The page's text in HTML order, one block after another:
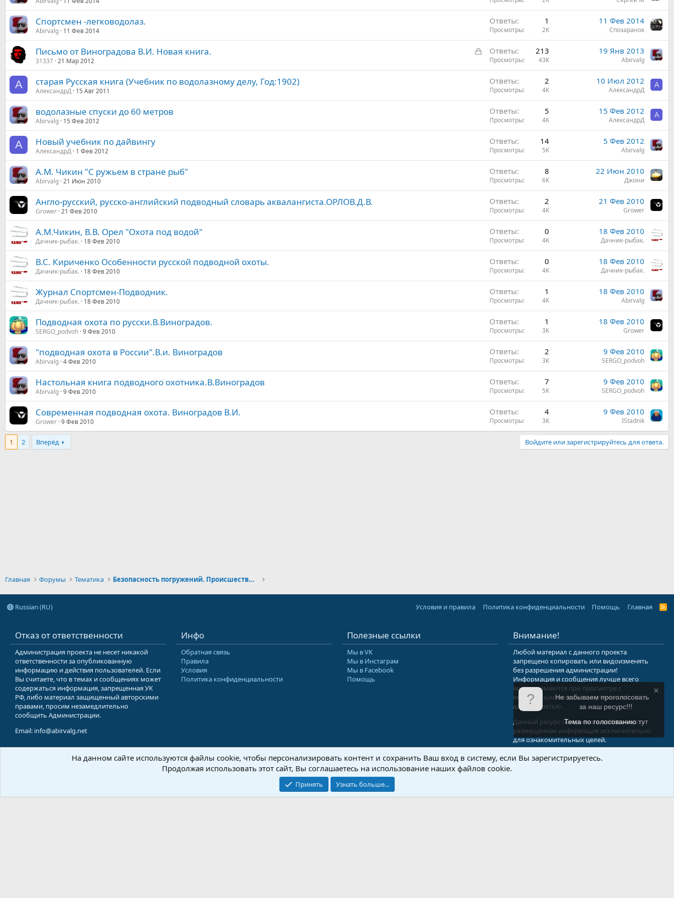
Спортсмен -легководолаз.
Abirvalg 11 Фев 2014
Ответы 1
Просмотры 2K
11 Фев 2014
Спозаранок
З
к
т
Письмо от Виноградова В.И. Новая книга.
31337 21 Мар 2012
Ответы 213
Просмотры 43K
19 Янв 2013
Abirvalg
А старая Русская книга (Учебник по водолазному делу, Год:1902)
АлександрД 15 Авг 2011
Ответы 2
Просмотры 4K
10 Июл 2012
АлександрД
А
водолазные спуски до 60 метров
Abirvalg 15 Фев 2012
Ответы 5
Просмотры 4K
15 Фев 2012
АлександрД
А
А Новый учебник по дайвингу
АлександрД 1 Фев 2012
Ответы 14
Просмотры 5K
5 Фев 2012
Abirvalg
А.М. Чикин "С ружьем в стране рыб"
Abirvalg 21 Июн 2010
Ответы 8
Просмотры 6K
22 Июн 2010
Джони
Англо-русский, русско-английский подводный словарь аквалангиста.ОРЛОВ.Д.В.
Grower 21 Фев 2010
Ответы 2
Просмотры 4K
21 Фев 2010
Grower
А.М.Чикин, В.В. Орел "Охота под водой"
Дачник-рыбак. 18 Фев 2010
Ответы 0
Просмотры 4K
18 Фев 2010
Дачник-рыбак.
В.С. Кириченко Особенности русской подводной охоты.
Дачник-рыбак. 18 Фев 2010
Ответы 0
Просмотры 4K
18 Фев 2010
Дачник-рыбак.
Журнал Спортсмен-Подводник.
Дачник-рыбак. 18 Фев 2010
Ответы 1
Просмотры 4K
18 Фев 2010
Abirvalg
Подводная охота по русски.В.Виноградов.
SERGO_podvoh 9 Фев 2010
Ответы 1
Просмотры 3K
18 Фев 2010
Grower
"подводная охота в России".В.и. Виноградов
Abirvalg 4 Фев 2010
Ответы 2
Просмотры 3K
9 Фев 2010
SERGO_podvoh
Настольная книга подводного охотника.В.Виноградов
Abirvalg 9 Фев 2010
Ответы 7
Просмотры 5K
9 Фев 2010
SERGO_podvoh
Современная подводная охота. Виноградов В.И.
Grower 9 Фев 2010
Ответы 4
Просмотры 3K
9 Фев 2010
IStadnik
1 2 Вперёд Войдите или зарегистрируйтесь для ответа.
Главная Форумы Тематика Безопасность погружений. Происшествия и их причины
Russian (RU) Условия и правила Политика конфиденциальности Помощь Главная
R
Отказ от ответственности
Администрация проекта не несет никакой
ответственности за опубликованную
информацию и действия пользователей. Если
Вы считаете, что в темах и сообщениях может
содержаться информация, запрещенная УК
РФ, либо материал защищенный авторскими
правами, просим незамедлительно
сообщить Администрации.
Email: info@abirvalg.net
Инфо
Обратная связь
Правила
Условия
Политика конфиденциальности
Полезные ссылки
Мы в VK
Мы в Инстаграм
Мы в Facebook
Помощь
Внимание!
Любой материал с данного проекта
запрещено копировать или видоизменять
без разрешения администрации!
Информация и сообщения лучше всего
воспринимаются при просмотре с
включенным мозгом и неутерянной
адекватностью.
Данный ресурс не призыв к действию, вся
размещенная информация исключительно
для ознакомительных целей.
© 2008-2026 Форум Абырвалг.нет - подводная охота, дайвинг, туризм Перевод:XenForo.Info
Не забываем проголосовать
за наш ресурс!!!
Тема по голосованиютут
На данном сайте используются файлы cookie, чтобы персонализировать контент и сохранить Ваш вход в систему, если Вы зарегистрируетесь.
Продолжая использовать этот сайт, Вы соглашаетесь на использование наших файлов cookie.
Принять Узнать больше...